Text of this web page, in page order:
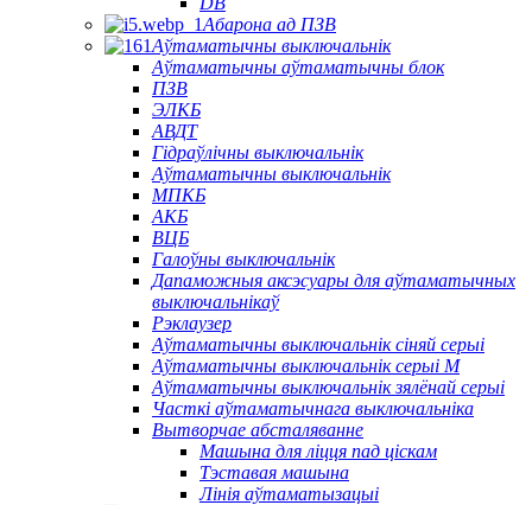
Абарона ад ПЗВ
Аўтаматычны выключальнік
Аўтаматычны аўтаматычны блок
ПЗВ
ЭЛКБ
АВДТ
Гідраўлічны выключальнік
Аўтаматычны выключальнік
МПКБ
АКБ
ВЦБ
Галоўны выключальнік
Дапаможныя аксэсуары для аўтаматычных
выключальнікаў
Рэклаузер
Аўтаматычны выключальнік сіняй серыі
Аўтаматычны выключальнік серыі M
Аўтаматычны выключальнік зялёнай серыі
Часткі аўтаматычнага выключальніка
Вытворчае абсталяванне
Машына для ліцця пад ціскам
Тэставая машына
Лінія аўтаматызацыі